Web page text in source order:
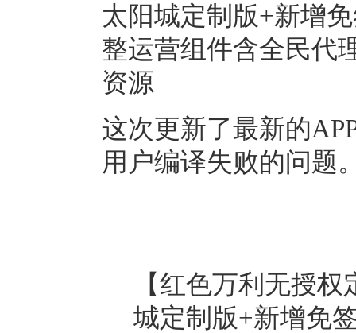
太阳城定制版+新增
整运营组件含全民代
资源
这次更新了最新的
用户编译失败的问题
【红色万利无授
城定制版+新增免